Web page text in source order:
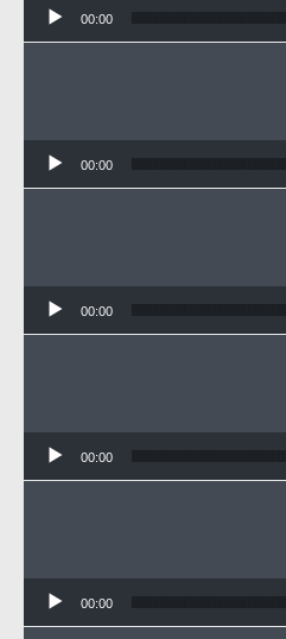
00:00
00:00
00:00
00:00
00:00